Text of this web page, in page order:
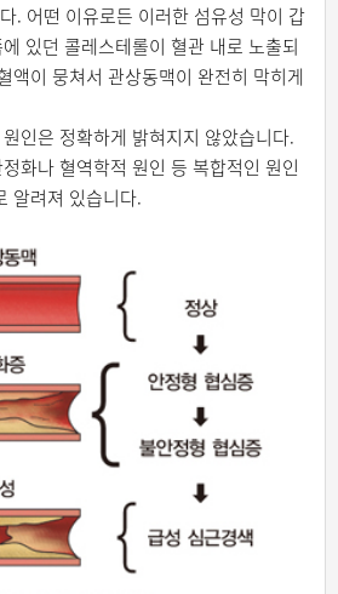
. 어떤 이유로든 이러한 섬유성 막이 갑
있던 콜레스테롤이 혈관 내로 노출되
액이 뭉쳐서 관상동맥이 완전히 막히게
인은 정확하게 밝혀지지 않았습니다.
화나 혈역학적 원인 등 복합적인 원인
알려져 있습니다.